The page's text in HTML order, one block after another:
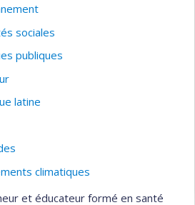
sociales
publiques
latine
climatiques
et éducateur formé en santé